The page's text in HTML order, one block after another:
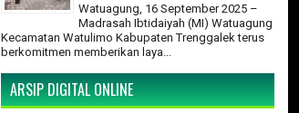
Watuagung, 16 September 2025 –
Madrasah Ibtidaiyah (MI) Watuagung
Kecamatan Watulimo Kabupaten Trenggalek terus
berkomitmen memberikan laya...
ARSIP DIGITAL ONLINE